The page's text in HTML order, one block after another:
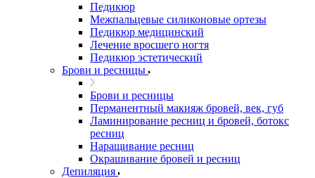
Педикюр
Межпальцевые силиконовые ортезы
Педикюр медицинский
Лечение вросшего ногтя
Педикюр эстетический
Брови и ресницы
Брови и ресницы
Перманентный макияж бровей, век, губ
Ламинирование ресниц и бровей, бoтoкс
ресниц
Наращивание ресниц
Окрашивание бровей и ресниц
Депиляция